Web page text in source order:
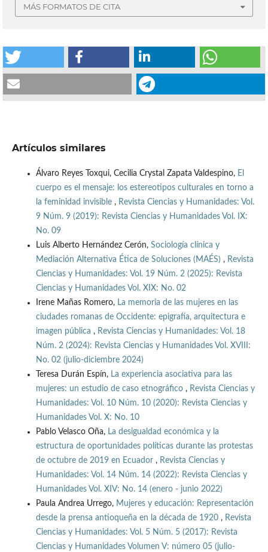
MÁS FORMATOS DE CITA
Artículos similares
Álvaro Reyes Toxqui, Cecilia Crystal Zapata Valdespino, El
cuerpo es el mensaje: los estereotipos culturales en torno a
la feminidad invisible , Revista Ciencias y Humanidades: Vol.
9 Núm. 9 (2019): Revista Ciencias y Humanidades Vol. IX:
No. 09
Luis Alberto Hernández Cerón, Sociología clínica y
Mediación Alternativa Ética de Soluciones (MAÉS) , Revista
Ciencias y Humanidades: Vol. 19 Núm. 2 (2025): Revista
Ciencias y Humanidades Vol. XIX: No. 02
Irene Mañas Romero, La memoria de las mujeres en las
ciudades romanas de Occidente: epigrafía, arquitectura e
imagen pública , Revista Ciencias y Humanidades: Vol. 18
Núm. 2 (2024): Revista Ciencias y Humanidades Vol. XVIII:
No. 02 (julio-diciembre 2024)
Teresa Durán Espín, La experiencia asociativa para las
mujeres: un estudio de caso etnográfico , Revista Ciencias y
Humanidades: Vol. 10 Núm. 10 (2020): Revista Ciencias y
Humanidades Vol. X: No. 10
Pablo Velasco Oña, La desigualdad económica y la
estructura de oportunidades políticas durante las protestas
de octubre de 2019 en Ecuador , Revista Ciencias y
Humanidades: Vol. 14 Núm. 14 (2022): Revista Ciencias y
Humanidades Vol. XIV: No. 14 (enero - junio 2022)
Paula Andrea Urrego, Mujeres y educación: Representación
desde la prensa antioqueña en la década de 1920 , Revista
Ciencias y Humanidades: Vol. 5 Núm. 5 (2017): Revista
Ciencias y Humanidades Volumen V: número 05 (julio-